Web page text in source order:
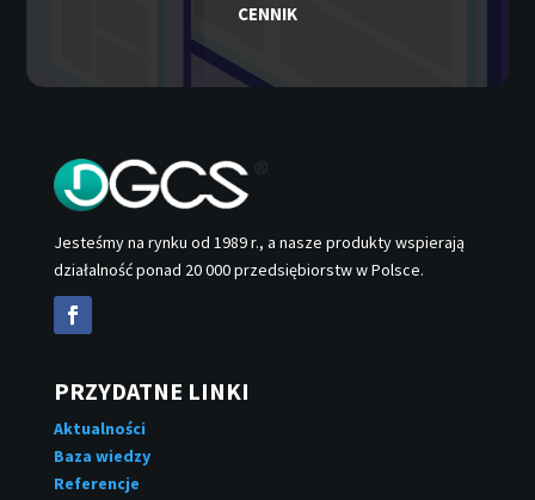
CENNIK
Jesteśmy na rynku od 1989 r., a nasze produkty wspierają
działalność ponad 20 000 przedsiębiorstw w Polsce.
PRZYDATNE LINKI
Aktualności
Baza wiedzy
Referencje